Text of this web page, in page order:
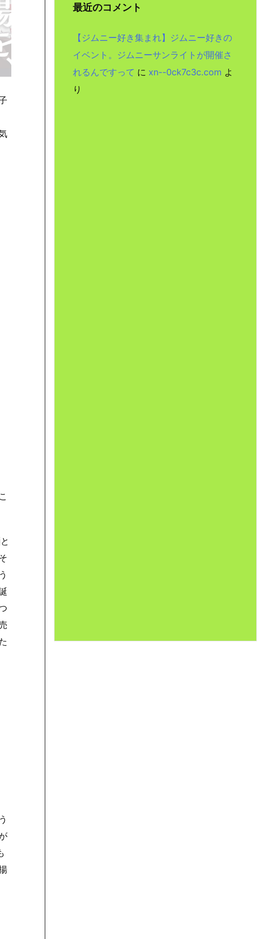
最近のコメント
【ジムニー好き集まれ】ジムニー好きの
イベント。ジムニーサンライトが開催さ
れるんですって に xn--0ck7c3c.com よ
り